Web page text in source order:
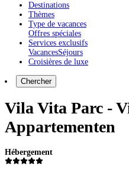
Destinations
Thèmes
Type de vacances
Offres spéciales
Services exclusifs
VacancesSéjours
Croisières de luxe
Chercher
Vila Vita Parc -
Appartementen
Hébergement